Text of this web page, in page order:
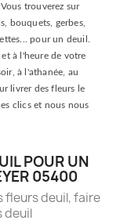
trouverez sur
bouquets, gerbes,
pour un deuil.
à l'heure de votre
à l'athanée, au
livrer des fleurs le
clics et nous nous
POUR UN
05400
fleurs deuil, faire
deuil